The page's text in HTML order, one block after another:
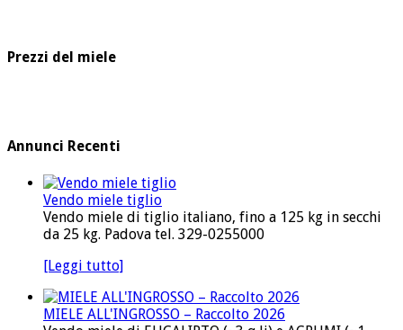
Prezzi del miele
Annunci Recenti
Vendo miele tiglio
Vendo miele di tiglio italiano, fino a 125 kg in secchi
da 25 kg. Padova tel. 329-0255000
[Leggi tutto]
MIELE ALL'INGROSSO – Raccolto 2026